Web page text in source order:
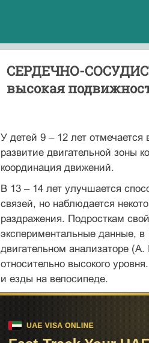
СЕРДЕЧНО-
высокая
У детей 9 – 12 лет
развитие двигательной зоны
координация движений.
В 13 – 14 лет улучшается
связей, но наблюдается
раздражения. Подросткам
экспериментальные данные, в
двигательном анализаторе
относительно высокого
и езды на велосипеде.